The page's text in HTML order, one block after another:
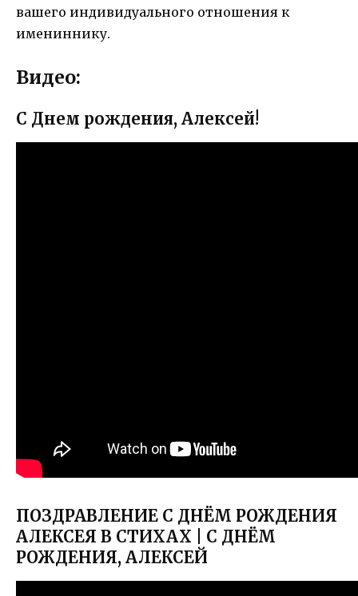
вашего индивидуального отношения к
имениннику.
Видео:
С Днем рождения, Алексей!
ПОЗДРАВЛЕНИЕ С ДНЁМ РОЖДЕНИЯ
АЛЕКСЕЯ В СТИХАХ | С ДНЁМ
РОЖДЕНИЯ, АЛЕКСЕЙ